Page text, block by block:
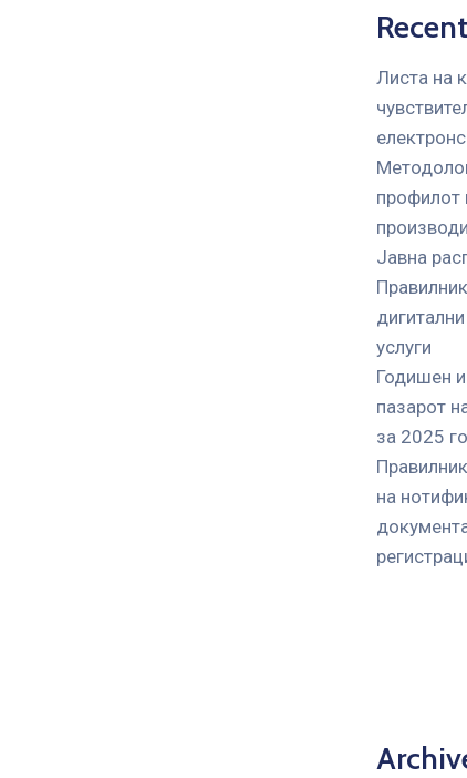
Листа на
профилот
Јавна
услуги
Годишен
пазарот
за 2025
на